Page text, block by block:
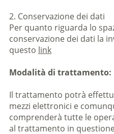
2. Conservazione dei dati
Per quanto riguarda lo
conservazione dei dati la
questo link
Modalità di trattamento:
Il trattamento potrà
mezzi elettronici e
comprenderà tutte le
al trattamento in